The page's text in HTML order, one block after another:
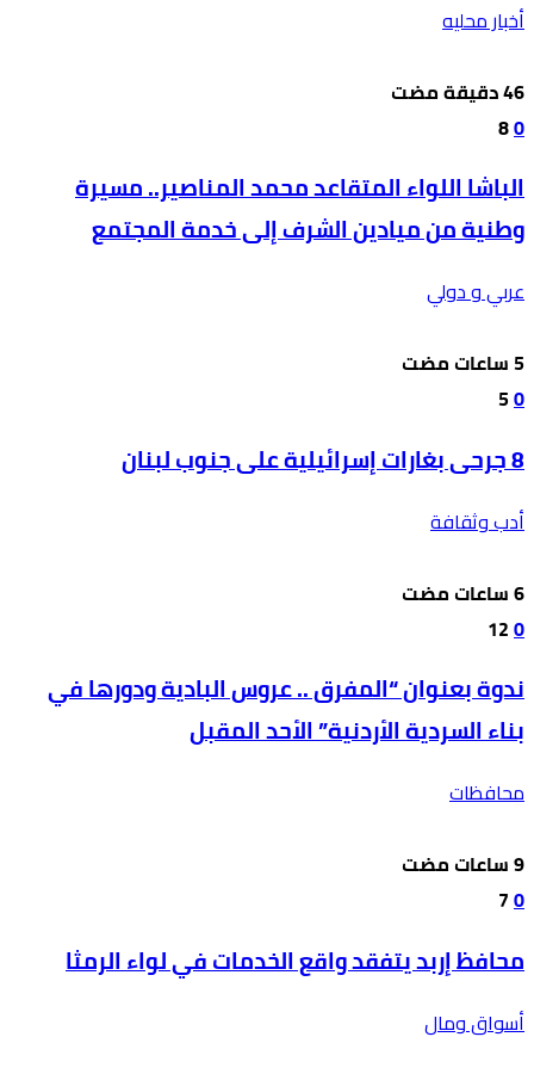
أخبار محليه
0
8
الباشا اللواء المتقاعد محمد المناصير.. مسيرة
وطنية من ميادين الشرف إلى خدمة المجتمع
عربي و دولي
0
5
8 جرحى بغارات إسرائيلية على جنوب لبنان
أدب وثقافة
0
12
ندوة بعنوان “المفرق .. عروس البادية ودورها في
بناء السردية الأردنية” الأحد المقبل
محافظات
0
7
محافظ إربد يتفقد واقع الخدمات في لواء الرمثا
أسواق ومال